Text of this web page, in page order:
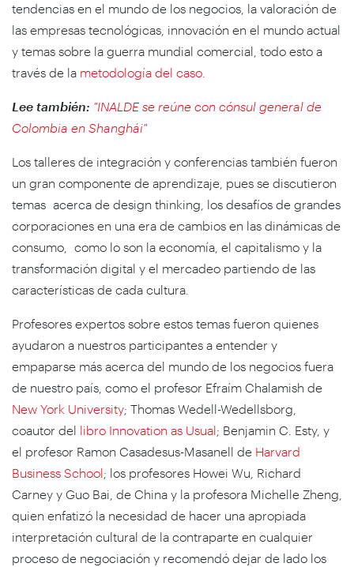
tendencias en el mundo de los negocios, la valoración de
las empresas tecnológicas, innovación en el mundo actual
y temas sobre la guerra mundial comercial, todo esto a
través de la metodología del caso.
Lee también: "INALDE se reúne con cónsul general de
Colombia en Shanghái"
Los talleres de integración y conferencias también fueron
un gran componente de aprendizaje, pues se discutieron
temas acerca de design thinking, los desafíos de grandes
corporaciones en una era de cambios en las dinámicas de
consumo, como lo son la economía, el capitalismo y la
transformación digital y el mercadeo partiendo de las
características de cada cultura.
Profesores expertos sobre estos temas fueron quienes
ayudaron a nuestros participantes a entender y
empaparse más acerca del mundo de los negocios fuera
de nuestro país, como el profesor Efraím Chalamish de
New York University; Thomas Wedell-Wedellsborg,
coautor del libro Innovation as Usual; Benjamin C. Esty, y
el profesor Ramon Casadesus-Masanell de Harvard
Business School; los profesores Howei Wu, Richard
Carney y Guo Bai, de China y la profesora Michelle Zheng,
quien enfatizó la necesidad de hacer una apropiada
interpretación cultural de la contraparte en cualquier
proceso de negociación y recomendó dejar de lado los